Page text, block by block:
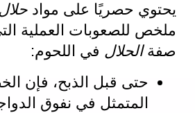
يحتوي حصريًا على مواد
ملخص للصعوبات العملية
صفةالحلال في اللحوم:
حتى قبل الذبح، فإن
المتمثل في نفوق